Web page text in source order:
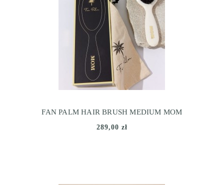
FAN PALM HAIR BRUSH MEDIUM MOM
289,00 zł